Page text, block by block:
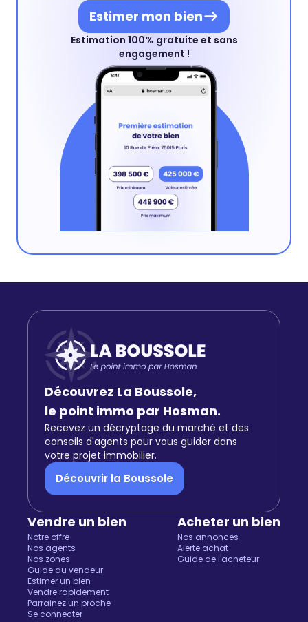
Estimer mon bien
Estimation 100% gratuite et sans
engagement !
Découvrez La Boussole,
le point immo par Hosman.
Recevez un décryptage du marché et des
conseils d'agents pour vous guider dans
votre projet immobilier.
Découvrir la Boussole
Vendre un bien
Notre offre
Nos agents
Nos zones
Guide du vendeur
Estimer un bien
Vendre rapidement
Parrainez un proche
Se connecter
Acheter un bien
Nos annonces
Alerte achat
Guide de l'acheteur